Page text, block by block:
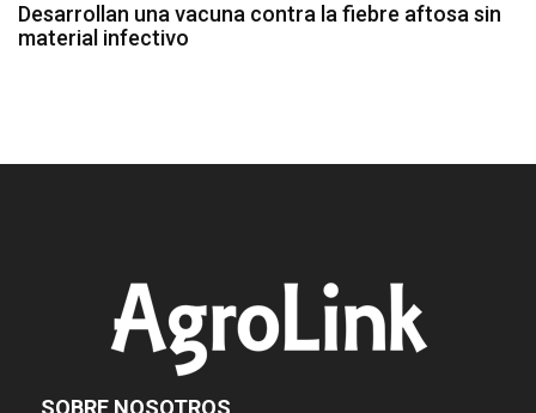
Desarrollan una vacuna contra la fiebre aftosa sin
material infectivo
SOBRE NOSOTROS